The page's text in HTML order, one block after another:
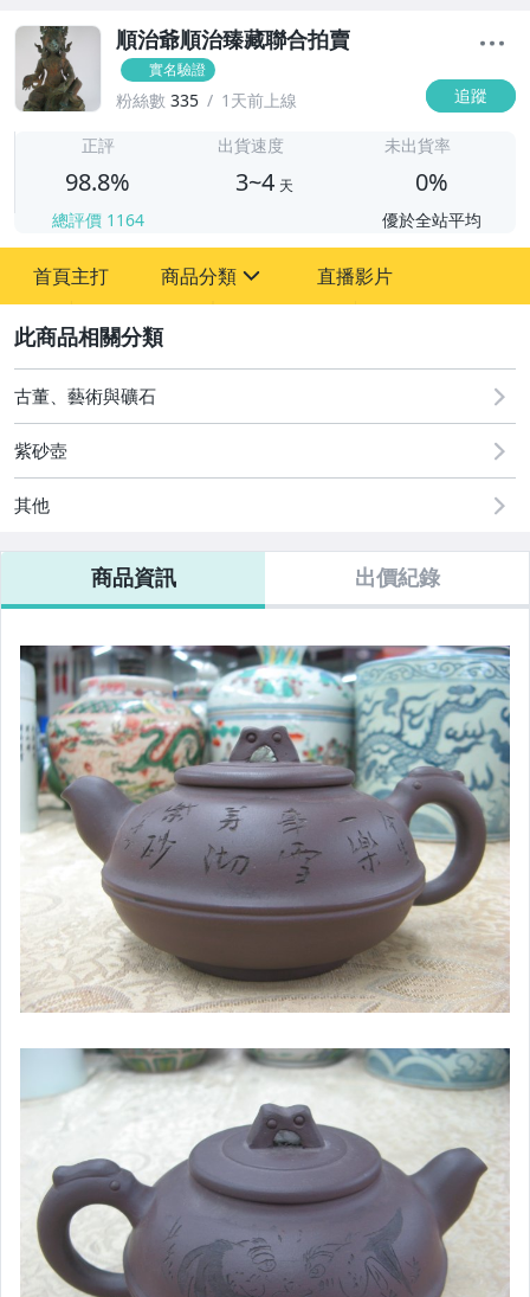
順治爺順治臻藏聯合拍賣
實名驗證
粉絲數 335 1天前上線 追蹤
正評
98.8%
總評價 1164
出貨速度
3~4 天
未出貨率
0%
優於全站平均
首頁主打 商品分類
古董、藝術與礦石
美食與地方特產
直播影片
古董、藝術與礦石
紫砂壺
其他
商品資訊 出價紀錄